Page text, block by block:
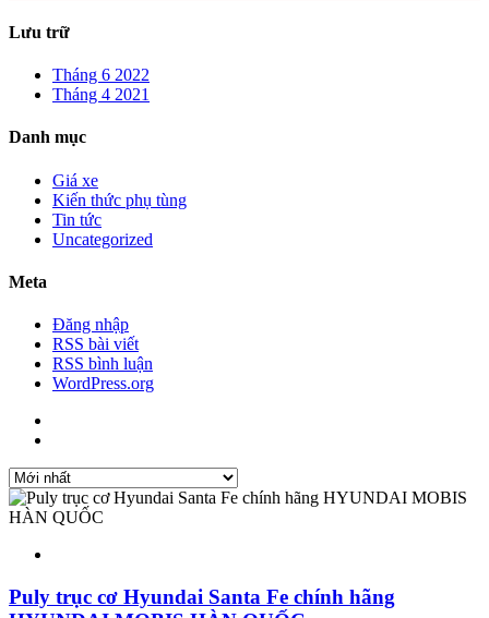
Lưu trữ
Tháng 6 2022
Tháng 4 2021
Danh mục
Giá xe
Kiến thức phụ tùng
Tin tức
Uncategorized
Meta
Đăng nhập
RSS bài viết
RSS bình luận
WordPress.org
Puly trục cơ Hyundai Santa Fe chính hãng